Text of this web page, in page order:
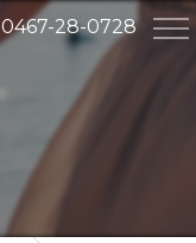
0467-28-0728